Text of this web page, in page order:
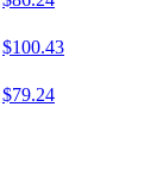
$100.43
$79.24